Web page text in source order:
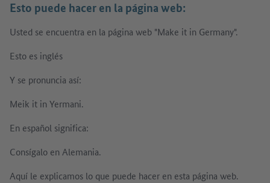
Esto puede hacer en la página web:
Usted se encuentra en la página web "Make it in Germany".
Esto es inglés
Y se pronuncia así:
Meik it in Yermani.
En español significa:
Consígalo en Alemania.
Aquí le explicamos lo que puede hacer en esta página web.